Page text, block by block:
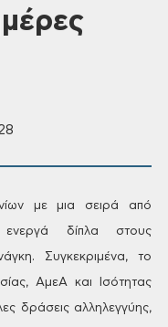
με μια σειρά από
δίπλα στους
Συγκεκριμένα, το
ΑμεΑ και Ισότητας
δράσεις αλληλεγγύης,